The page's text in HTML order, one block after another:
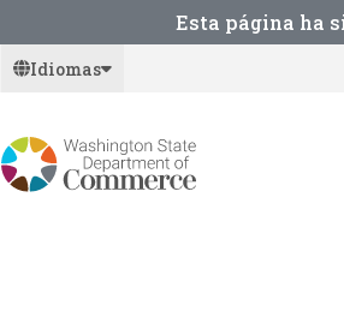
Esta página ha
Idiomas